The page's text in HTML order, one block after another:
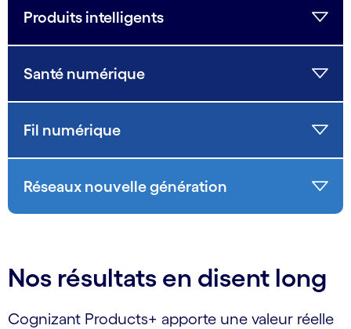
Produits intelligents
Santé numérique
Fil numérique
Réseaux nouvelle génération
Nos résultats en disent long
Cognizant Products+ apporte une valeur réelle